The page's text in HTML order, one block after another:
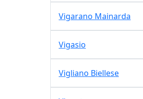
Vigarano Mainarda
Vigasio
Vigliano Biellese